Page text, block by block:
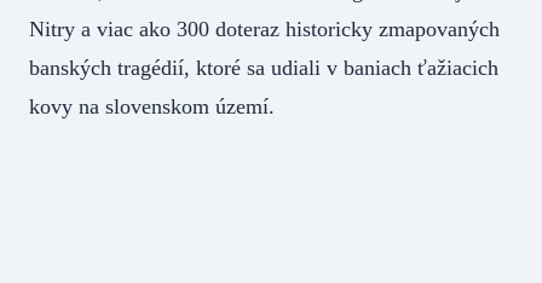
Nitry a viac ako 300 doteraz historicky zmapovaných
banských tragédií, ktoré sa udiali v baniach ťažiacich
kovy na slovenskom území.